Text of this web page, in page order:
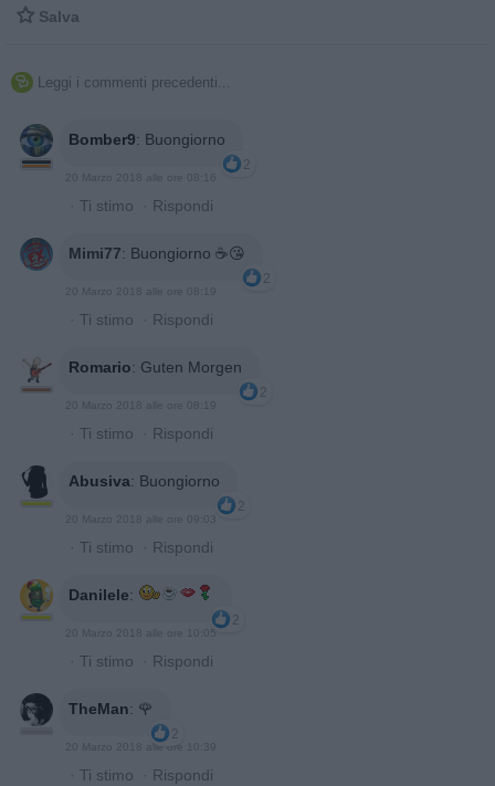
 Salva
 Leggi i commenti precedenti...
Bomber9: Buongiorno
2
20 Marzo 2018 alle ore 08:16
· Ti stimo · Rispondi
Mimi77: Buongiorno ☕️😘
2
20 Marzo 2018 alle ore 08:19
· Ti stimo · Rispondi
Romario: Guten Morgen
2
20 Marzo 2018 alle ore 08:19
· Ti stimo · Rispondi
Abusiva: Buongiorno
2
20 Marzo 2018 alle ore 09:03
· Ti stimo · Rispondi
Danilele:
2
20 Marzo 2018 alle ore 10:05
· Ti stimo · Rispondi
TheMan: 🌹
2
20 Marzo 2018 alle ore 10:39
· Ti stimo · Rispondi